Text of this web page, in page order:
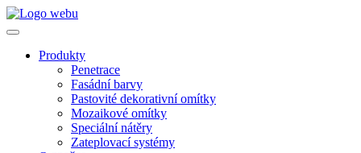
Produkty
Penetrace
Fasádní barvy
Pastovité dekorativní omítky
Mozaikové omítky
Speciální nátěry
Zateplovací systémy